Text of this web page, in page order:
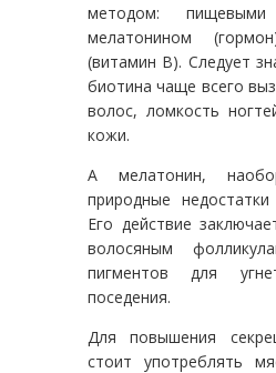
методом:
мелатонином
(витамин B). Следует
биотина чаще всего
волос, ломкость
кожи.
А мелатонин,
природные
Его действие
волосяным
пигментов для
поседения.
Для повышения
стоит употреблять